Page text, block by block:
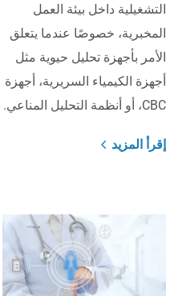
التشغيلية داخل بيئة العمل
المخبرية، خصوصًا عندما يتعلق
الأمر بأجهزة تحليل حيوية مثل
أجهزة الكيمياء السريرية، أجهزة
CBC، أو أنظمة التحليل المناعي.
إقرأ المزيد